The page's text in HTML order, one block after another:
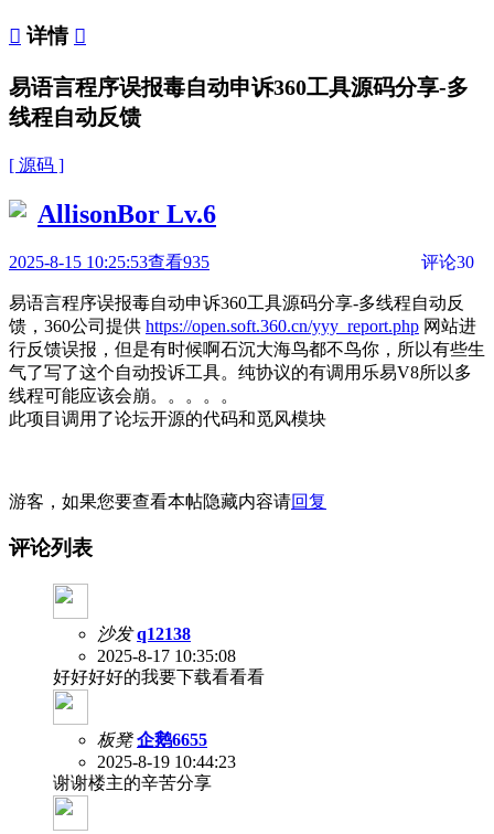
 详情 
易语言程序误报毒自动申诉360工具源码分享-多
线程自动反馈
[ 源码 ]
AllisonBor Lv.6
2025-8-15 10:25:53查看935 评论30
易语言程序误报毒自动申诉360工具源码分享-多线程自动反
馈，360公司提供 https://open.soft.360.cn/yyy_report.php 网站进
行反馈误报，但是有时候啊石沉大海鸟都不鸟你，所以有些生
气了写了这个自动投诉工具。纯协议的有调用乐易V8所以多
线程可能应该会崩。。。。。
此项目调用了论坛开源的代码和觅风模块
游客，如果您要查看本帖隐藏内容请回复
评论列表
沙发 q12138
2025-8-17 10:35:08
好好好好的我要下载看看看
板凳 企鹅6655
2025-8-19 10:44:23
谢谢楼主的辛苦分享